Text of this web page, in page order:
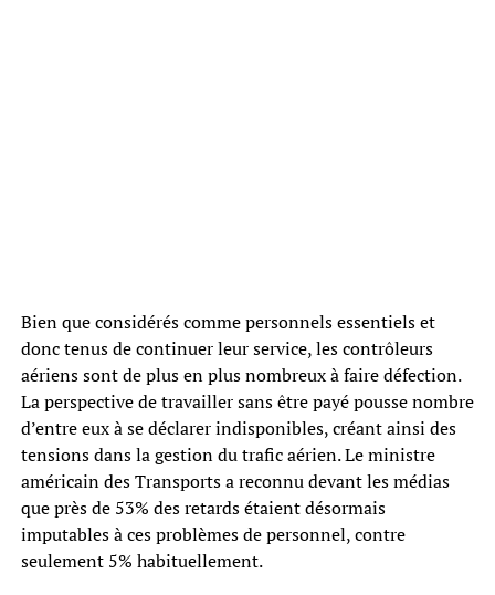
Bien que considérés comme personnels essentiels et
donc tenus de continuer leur service, les contrôleurs
aériens sont de plus en plus nombreux à faire défection.
La perspective de travailler sans être payé pousse nombre
d’entre eux à se déclarer indisponibles, créant ainsi des
tensions dans la gestion du trafic aérien. Le ministre
américain des Transports a reconnu devant les médias
que près de 53% des retards étaient désormais
imputables à ces problèmes de personnel, contre
seulement 5% habituellement.